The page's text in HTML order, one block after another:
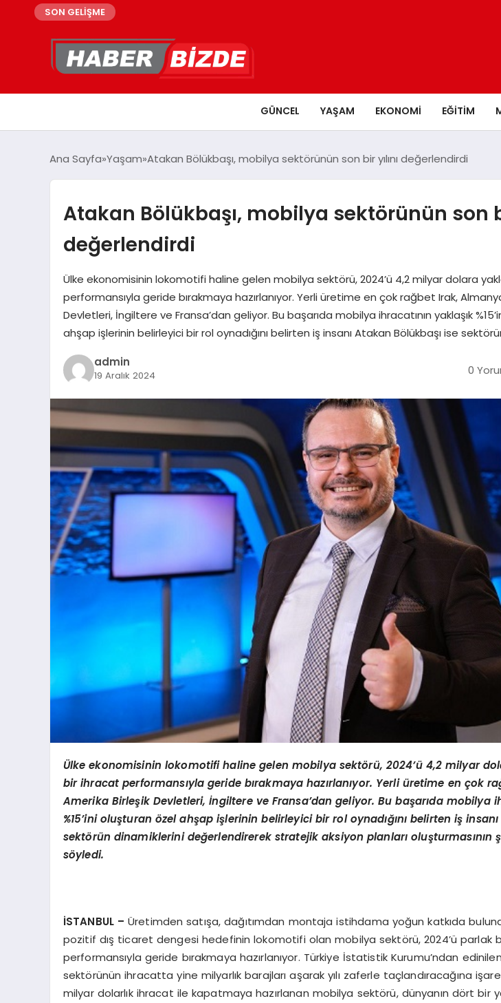
SON GELİŞME
GÜNCEL YAŞAM EKONOMI EĞITIM
Ana Sayfa Yaşam Atakan Bölükbaşı, mobilya sektörünün son bir yılını değerlendirdi
Atakan Bölükbaşı, mobilya sektörünün son
değerlendirdi
Ülke ekonomisinin lokomotifi haline gelen mobilya sektörü, 2024’ü 4,2 milyar dolara
performansıyla geride bırakmaya hazırlanıyor. Yerli üretime en çok rağbet Irak,
Devletleri, İngiltere ve Fransa’dan geliyor. Bu başarıda mobilya ihracatının yaklaşık
ahşap işlerinin belirleyici bir rol oynadığını belirten iş insanı Atakan Bölükbaşı ise
admin
19 Aralık 2024 0
Ülke ekonomisinin lokomotifi haline gelen mobilya sektörü, 2024’ü 4,2 milyar
bir ihracat performansıyla geride bırakmaya hazırlanıyor. Yerli üretime en çok
Amerika Birleşik Devletleri, İngiltere ve Fransa’dan geliyor. Bu başarıda mobilya
%15’ini oluşturan özel ahşap işlerinin belirleyici bir rol oynadığını belirten iş
sektörün dinamiklerini değerlendirerek stratejik aksiyon planları oluşturmasının
söyledi.
İSTANBUL – Üretimden satışa, dağıtımdan montaja istihdama yoğun katkıda
pozitif dış ticaret dengesi hedefinin lokomotifi olan mobilya sektörü, 2024’ü parlak
performansıyla geride bırakmaya hazırlanıyor. Türkiye İstatistik Kurumu’ndan
sektörünün ihracatta yine milyarlık barajları aşarak yılı zaferle taçlandıracağına
milyar dolarlık ihracat ile kapatmaya hazırlanan mobilya sektörü, dünyanın dört bir